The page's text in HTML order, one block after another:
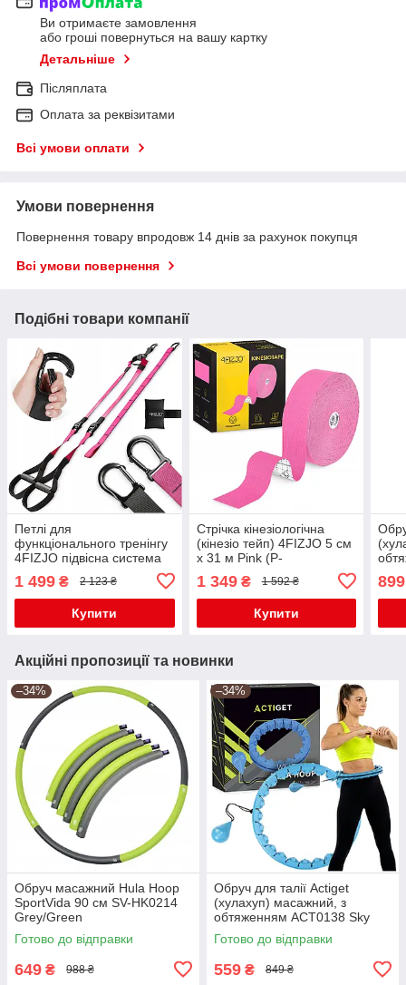
Ви отримаєте замовлення
або гроші повернуться на вашу картку
Детальніше
Післяплата
Оплата за реквізитами
Всі умови оплати
Умови повернення
Повернення товару впродовж 14 днів за рахунок покупця
Всі умови повернення
Подібні товари компанії
Петлі для
функціонального тренінгу
4FIZJO підвісна система
5907739314109)
1 499 ₴ 2 123 ₴
Купити
Стрічка кінезіологічна
(кінезіо тейп) 4FIZJO 5 см
x 31 м Pink (P-
1 349₴ 1 592 ₴
Купити
899
Акційні пропозиції та новинки
–34%
Обруч масажний Hula Hoop
SportVida 90 см SV-HK0214
Grey/Green
Готово до відправки
649 ₴ 988 ₴
–34%
Обруч для талії Actiget
(хулахуп) масажний, з
обтяженням ACT0138 Sky
Blue
Готово до відправки
559 ₴ 849 ₴